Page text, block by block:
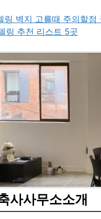
링 벽지 고를때 주의할점
링 추천 리스트 5곳
사사무소소개